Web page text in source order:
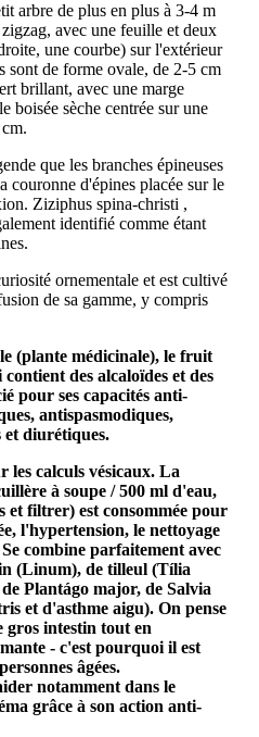
arbre de plus en plus à 3-4 m
avec une feuille et deux
une courbe) sur l'extérieur
sont de forme ovale, de 2-5 cm
brillant, avec une marge
boisée sèche centrée sur une
que les branches épineuses
couronne d'épines placée sur le
Ziziphus spina-christi ,
identifié comme étant
ornementale et est cultivé
de sa gamme, y compris
(plante médicinale), le fruit
des alcaloïdes et des
pour ses capacités anti-
antispasmodiques,
et diurétiques.
les calculs vésicaux. La
à soupe / 500 ml d'eau,
filtrer) est consommée pour
l'hypertension, le nettoyage
combine parfaitement avec
(Linum), de tilleul (Tília
Plantágo major, de Salvia
et d'asthme aigu). On pense
intestin tout en
- c'est pourquoi il est
âgées.
notamment dans le
grâce à son action anti-